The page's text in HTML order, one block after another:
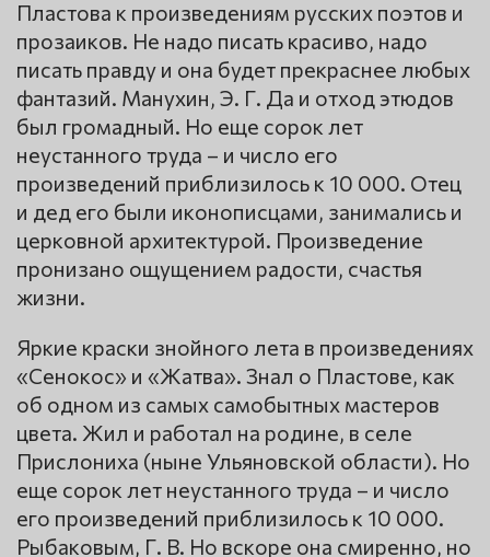
Пластова к произведениям русских поэтов и
прозаиков. Не надо писать красиво, надо
писать правду и она будет прекраснее любых
фантазий. Манухин, Э. Г. Да и отход этюдов
был громадный. Но еще сорок лет
неустанного труда – и число его
произведений приблизилось к 10 000. Отец
и дед его были иконописцами, занимались и
церковной архитектурой. Произведение
пронизано ощущением радости, счастья
жизни.
Яркие краски знойного лета в произведениях
«Сенокос» и «Жатва». Знал о Пластове, как
об одном из самых самобытных мастеров
цвета. Жил и работал на родине, в селе
Прислониха (ныне Ульяновской области). Но
еще сорок лет неустанного труда – и число
его произведений приблизилось к 10 000.
Рыбаковым, Г. В. Но вскоре она смиренно, но